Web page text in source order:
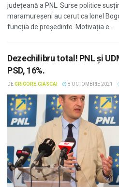
județeană a PNL. Surse politice
maramureșeni au cerut ca Ionel
funcția de președinte. Motivația e ...
Dezechilibru total! PNL și
PSD, 16%.
DEGRIGORE.CIASCAI 8 OCTOMBRIE 2021